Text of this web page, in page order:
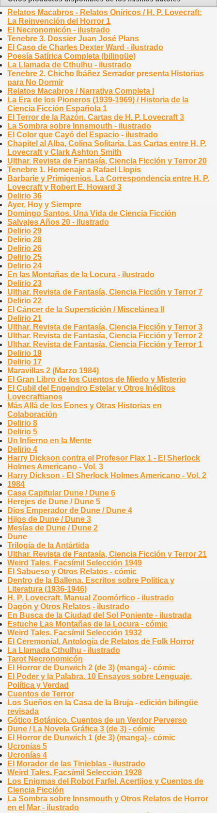
Relatos Macabros - Relatos Oníricos / H. P. Lovecraft:
La Reinvención del Horror 1
El Necronomicón - ilustrado
Tenebre 3. Dossier Juan José Plans
El Caso de Charles Dexter Ward - ilustrado
Poesía Satírica Completa (bilingüe)
La Llamada de Cthulhu - ilustrado
Tenebre 2. Chicho Ibáñez Serrador presenta Historias
para No Dormir
Relatos Macabros / Narrativa Completa I
La Era de los Pioneros (1939-1969) / Historia de la
Ciencia Ficción Española 1
El Terror de la Razón. Cartas de H. P. Lovecraft 3
La Sombra sobre Innsmouth - ilustrado
El Color que Cayó del Espacio - ilustrado
Chapitel al Alba, Colina Solitaria. Las Cartas entre H. P.
Lovecraft y Clark Ashton Smith
Ulthar. Revista de Fantasía, Ciencia Ficción y Terror 20
Tenebre 1. Homenaje a Rafael Llopis
Barbarie y Primigenios. La Correspondencia entre H. P.
Lovecraft y Robert E. Howard 3
Delirio 36
Ayer, Hoy y Siempre
Domingo Santos. Una Vida de Ciencia Ficción
Salvajes Años 20 - ilustrado
Delirio 29
Delirio 28
Delirio 26
Delirio 25
Delirio 24
En las Montañas de la Locura - ilustrado
Delirio 23
Ulthar. Revista de Fantasía, Ciencia Ficción y Terror 7
Delirio 22
El Cáncer de la Superstición / Miscelánea II
Delirio 21
Ulthar. Revista de Fantasía, Ciencia Ficción y Terror 3
Ulthar. Revista de Fantasía, Ciencia Ficción y Terror 2
Ulthar. Revista de Fantasía, Ciencia Ficción y Terror 1
Delirio 19
Delirio 17
Maravillas 2 (Marzo 1984)
El Gran Libro de los Cuentos de Miedo y Misterio
El Cubil del Engendro Estelar y Otros Inéditos
Lovecraftianos
Más Allá de los Eones y Otras Historias en
Colaboración
Delirio 8
Delirio 5
Un Infierno en la Mente
Delirio 4
Harry Dickson contra el Profesor Flax 1 - El Sherlock
Holmes Americano - Vol. 3
Harry Dickson - El Sherlock Holmes Americano - Vol. 2
1984
Casa Capitular Dune / Dune 6
Herejes de Dune / Dune 5
Dios Emperador de Dune / Dune 4
Hijos de Dune / Dune 3
Mesías de Dune / Dune 2
Dune
Trilogía de la Antártida
Ulthar. Revista de Fantasía, Ciencia Ficción y Terror 21
Weird Tales. Facsímil Selección 1949
El Sabueso y Otros Relatos - cómic
Dentro de la Ballena. Escritos sobre Política y
Literatura (1936-1946)
H. P. Lovecraft. Manual Zoomórfico - ilustrado
Dagón y Otros Relatos - ilustrado
En Busca de la Ciudad del Sol Poniente - ilustrada
Estuche Las Montañas de la Locura - cómic
Weird Tales. Facsímil Selección 1932
El Ceremonial. Antología de Relatos de Folk Horror
La Llamada Cthulhu - ilustrado
Tarot Necronomicón
El Horror de Dunwich 2 (de 3) (manga) - cómic
El Poder y la Palabra. 10 Ensayos sobre Lenguaje,
Política y Verdad
Cuentos de Terror
Los Sueños en la Casa de la Bruja - edición bilingüe
revisada
Gótico Botánico. Cuentos de un Verdor Perverso
Dune / La Novela Gráfica 3 (de 3) - cómic
El Horror de Dunwich 1 (de 3) (manga) - cómic
Ucronías 5
Ucronías 4
El Morador de las Tinieblas - ilustrado
Weird Tales. Facsímil Selección 1928
Los Enigmas del Robot Farfel. Acertijos y Cuentos de
Ciencia Ficción
La Sombra sobre Innsmouth y Otros Relatos de Horror
en el Mar - ilustrado